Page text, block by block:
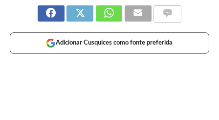
Adicionar Cusquices como fonte preferida